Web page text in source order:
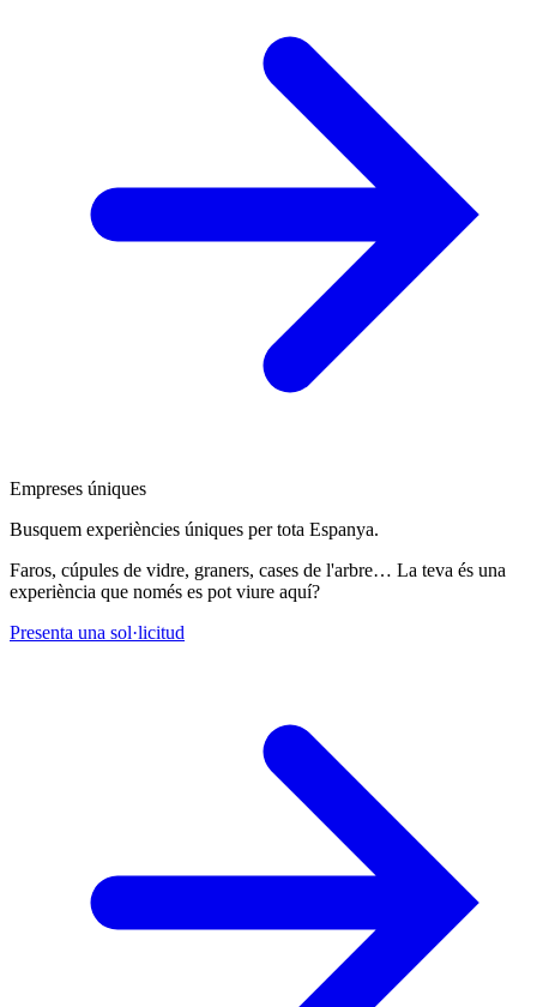
Empreses úniques
Busquem experiències úniques per tota Espanya.
Faros, cúpules de vidre, graners, cases de l'arbre… La teva és una
experiència que només es pot viure aquí?
Presenta una sol·licitud